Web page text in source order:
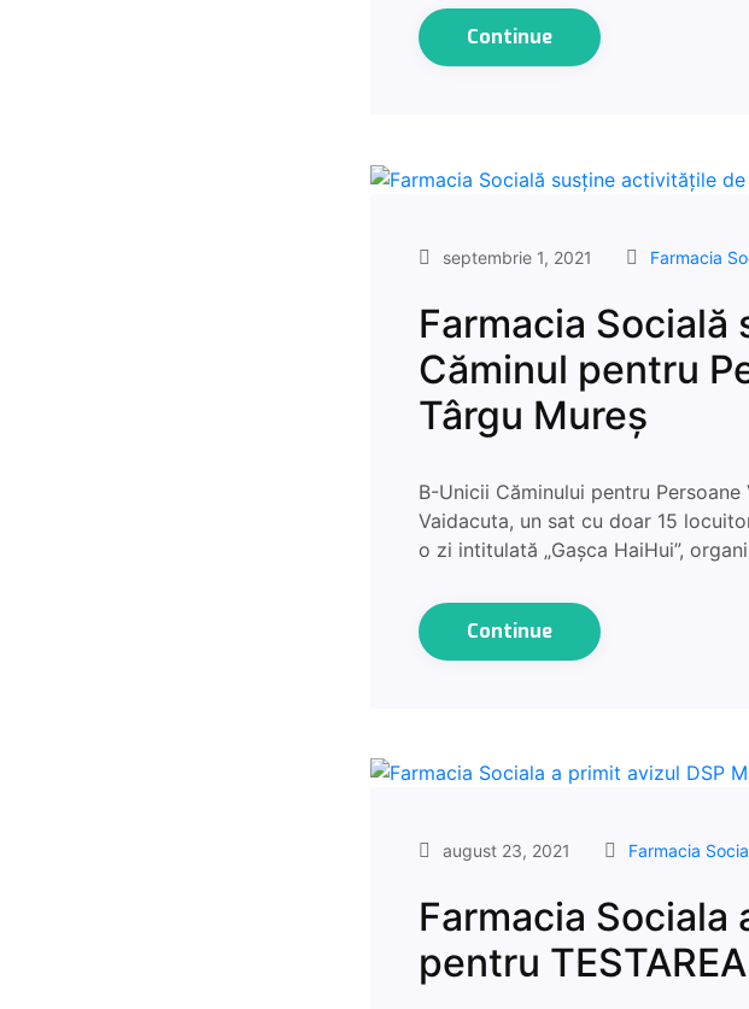
Continue
septembrie 1, 2021 Farmacia
Farmacia
Căminul pentru
Târgu Mureș
B-Unicii Căminului pentru
Vaidacuta, un sat cu doar 15
o zi intitulată „Gașca HaiHui”,
Continue
august 23, 2021 Farmacia
Farmacia Sociala
pentru